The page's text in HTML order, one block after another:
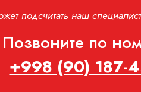
подсчитать наш
Позвоните по
+998 (90) 187-